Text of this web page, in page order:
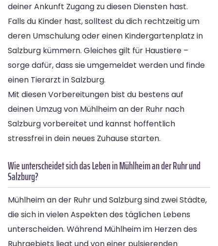
deiner Ankunft Zugang zu diesen Diensten hast.
Falls du Kinder hast, solltest du dich rechtzeitig um
deren Umschulung oder einen Kindergartenplatz in
Salzburg kümmern. Gleiches gilt für Haustiere –
sorge dafür, dass sie umgemeldet werden und finde
einen Tierarzt in Salzburg.
Mit diesen Vorbereitungen bist du bestens auf
deinen Umzug von Mühlheim an der Ruhr nach
Salzburg vorbereitet und kannst hoffentlich
stressfrei in dein neues Zuhause starten.
Wie unterscheidet sich das Leben in Mühlheim an der Ruhr und
Salzburg?
Mühlheim an der Ruhr und Salzburg sind zwei Städte,
die sich in vielen Aspekten des täglichen Lebens
unterscheiden. Während Mühlheim im Herzen des
Ruhrgebiets liegt und von einer pulsierenden